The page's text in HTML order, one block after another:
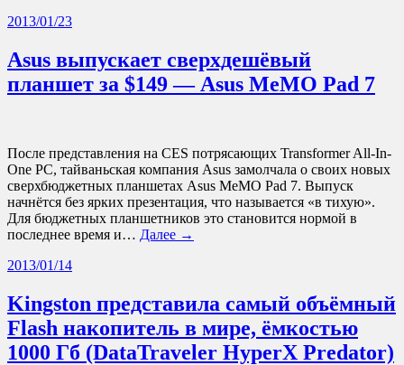
2013/01/23
Asus выпускает сверхдешёвый
планшет за $149 — Asus MeMO Pad 7
После представления на CES потрясающих Transformer All-In-
One PC, тайваньская компания Asus замолчала о своих новых
сверхбюджетных планшетах Asus MeMO Pad 7. Выпуск
начнётся без ярких презентация, что называется «в тихую».
Для бюджетных планшетников это становится нормой в
последнее время и… Далее →
2013/01/14
Kingston представила самый объёмный
Flash накопитель в мире, ёмкостью
1000 Гб (DataTraveler HyperX Predator)